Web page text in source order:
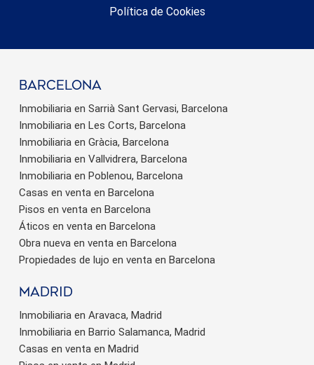
Política de Cookies
barcelona
Inmobiliaria en Sarrià Sant Gervasi, Barcelona
Inmobiliaria en Les Corts, Barcelona
Inmobiliaria en Gràcia, Barcelona
Inmobiliaria en Vallvidrera, Barcelona
Inmobiliaria en Poblenou, Barcelona
Casas en venta en Barcelona
Pisos en venta en Barcelona
Áticos en venta en Barcelona
Obra nueva en venta en Barcelona
Propiedades de lujo en venta en Barcelona
Madrid
Inmobiliaria en Aravaca, Madrid
Inmobiliaria en Barrio Salamanca, Madrid
Casas en venta en Madrid